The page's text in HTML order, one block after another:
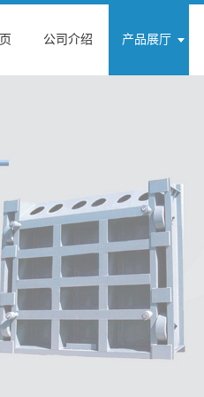
公司介绍 产品展厅